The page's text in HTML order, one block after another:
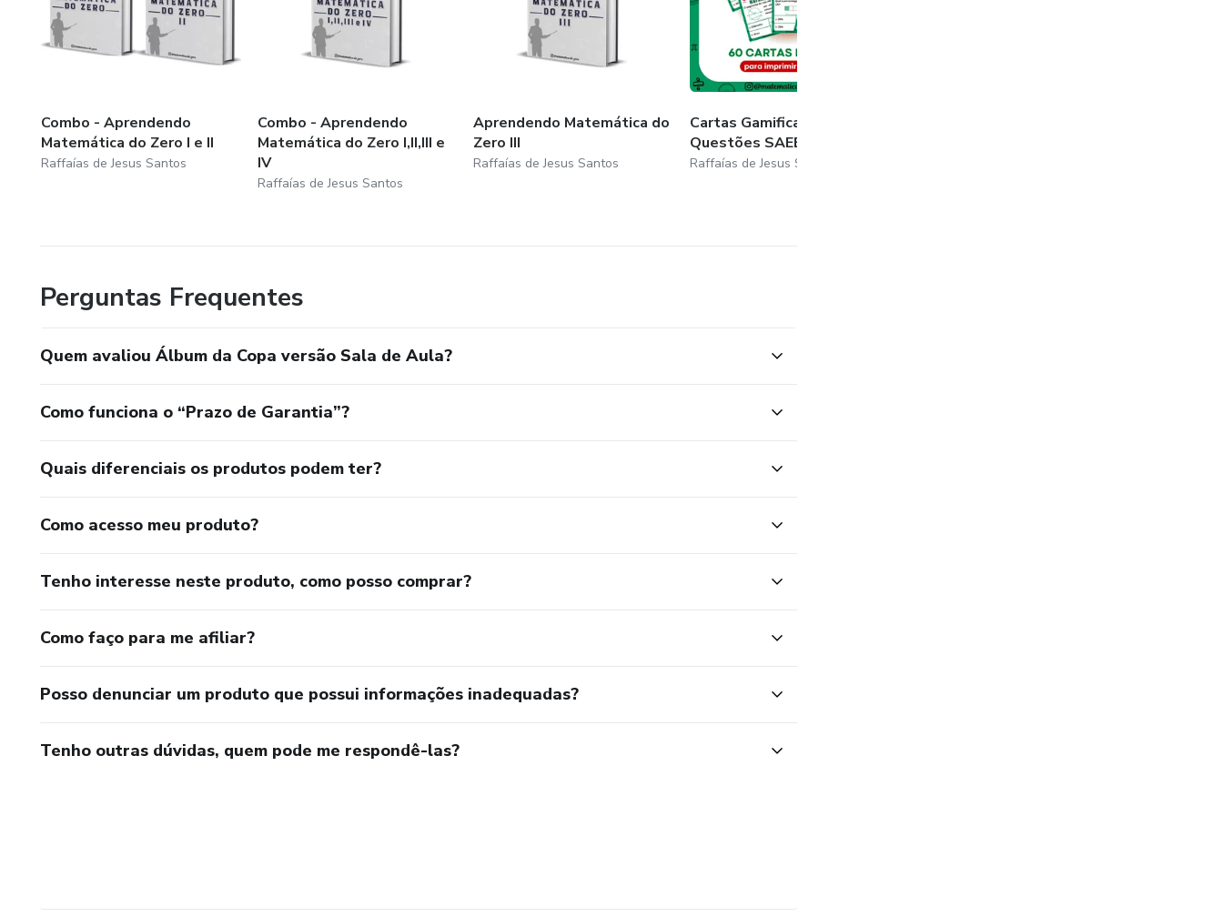
Combo - Aprendendo
Matemática do Zero I e II
Raffaías de Jesus Santos
Combo - Aprendendo
Matemática do Zero I,II,III e
IV
Raffaías de Jesus Santos
Aprendendo Matemática do
Zero III
Raffaías de Jesus Santos
Cartas Gamificadas – 60
Questões SAEB 9º Ano
Raffaías de Jesus Santos
Perguntas Frequentes
Quem avaliou Álbum da Copa versão Sala de Aula?
Como funciona o “Prazo de Garantia”?
Quais diferenciais os produtos podem ter?
Como acesso meu produto?
Tenho interesse neste produto, como posso comprar?
Como faço para me afiliar?
Posso denunciar um produto que possui informações inadequadas?
Tenho outras dúvidas, quem pode me respondê-las?